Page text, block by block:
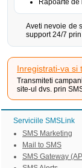
Rapoarte
Aveti nevoie de
support 24/7
Inregistrati-va si
Transmiteti
site-ul dvs. prin
Serviciile SMSLink
SMS Marketing
Mail to SMS
SMS Gateway